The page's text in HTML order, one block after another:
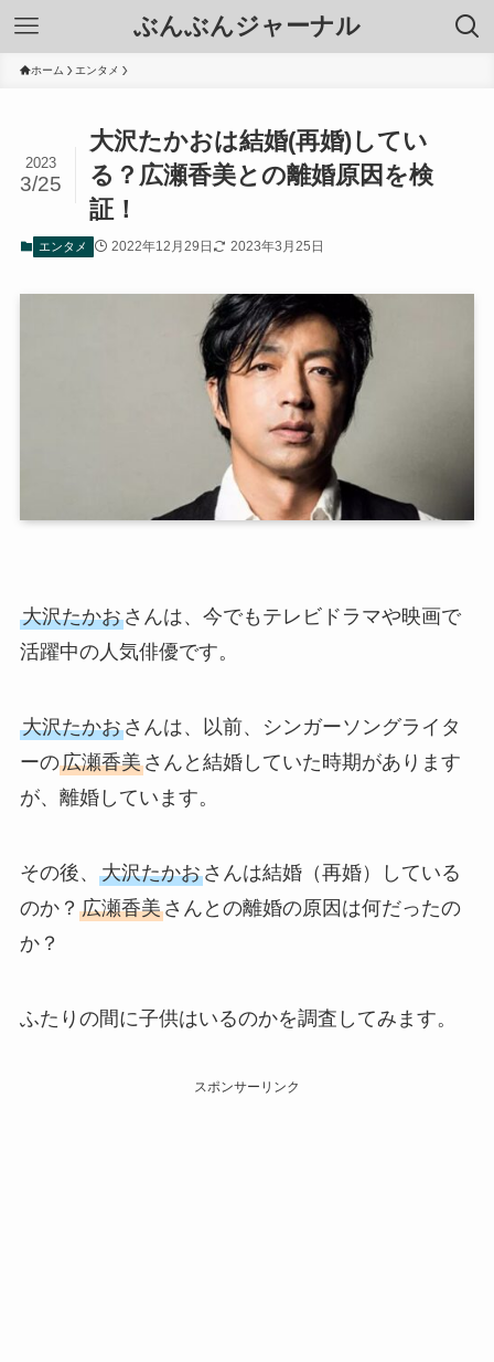
ぶんぶんジャーナル
ホーム エンタメ
大沢たかおは結婚(再婚)してい
る？広瀬香美との離婚原因を検
証！
2023
3/25
エンタメ 2022年12月29日 2023年3月25日
大沢たかおさんは、今でもテレビドラマや映画で
活躍中の人気俳優です。
大沢たかおさんは、以前、シンガーソングライタ
ーの広瀬香美さんと結婚していた時期があります
が、離婚しています。
その後、 大沢たかおさんは結婚（再婚）している
のか？ 広瀬香美さんとの離婚の原因は何だったの
か？
ふたりの間に子供はいるのかを調査してみます。
スポンサーリンク